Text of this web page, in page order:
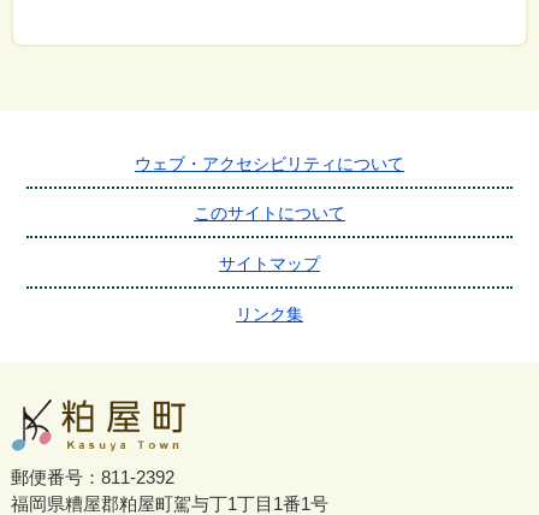
ウェブ・アクセシビリティについて
このサイトについて
サイトマップ
リンク集
郵便番号：811-2392
福岡県糟屋郡粕屋町駕与丁1丁目1番1号